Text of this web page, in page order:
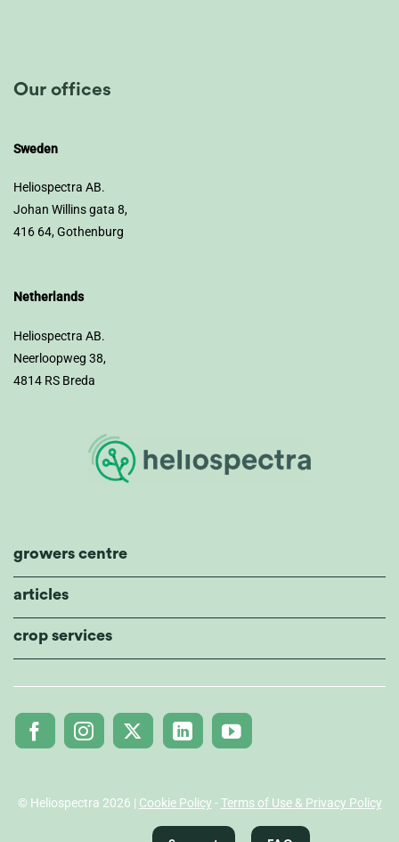
Our offices
Sweden
Heliospectra AB.
Johan Willins gata 8,
416 64, Gothenburg
Netherlands
Heliospectra AB.
Neerloopweg 38,
4814 RS Breda
growers centre
articles
crop services
© Heliospectra 2026 | Cookie Policy -Terms of Use & Privacy Policy